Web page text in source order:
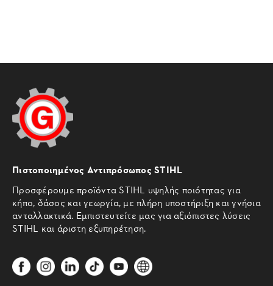
Πιστοποιημένος Αντιπρόσωπος STIHL
Προσφέρουμε προϊόντα STIHL υψηλής ποιότητας για
κήπο, δάσος και γεωργία, με πλήρη υποστήριξη και γνήσια
ανταλλακτικά. Εμπιστευτείτε μας για αξιόπιστες λύσεις
STIHL και άριστη εξυπηρέτηση.